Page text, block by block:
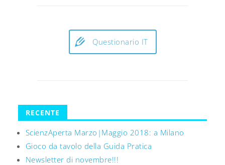
Questionario IT
RECENTE
ScienzAperta Marzo|Maggio 2018: a Milano
Gioco da tavolo della Guida Pratica
Newsletter di novembre!!!